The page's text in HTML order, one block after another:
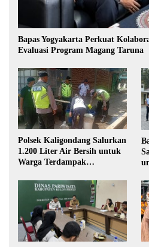
Bapas Yogyakarta Perkuat
Evaluasi Program Magang Taruna
Polsek Kaligondang Salurkan
1.200 Liter Air Bersih untuk
Warga Terdampak